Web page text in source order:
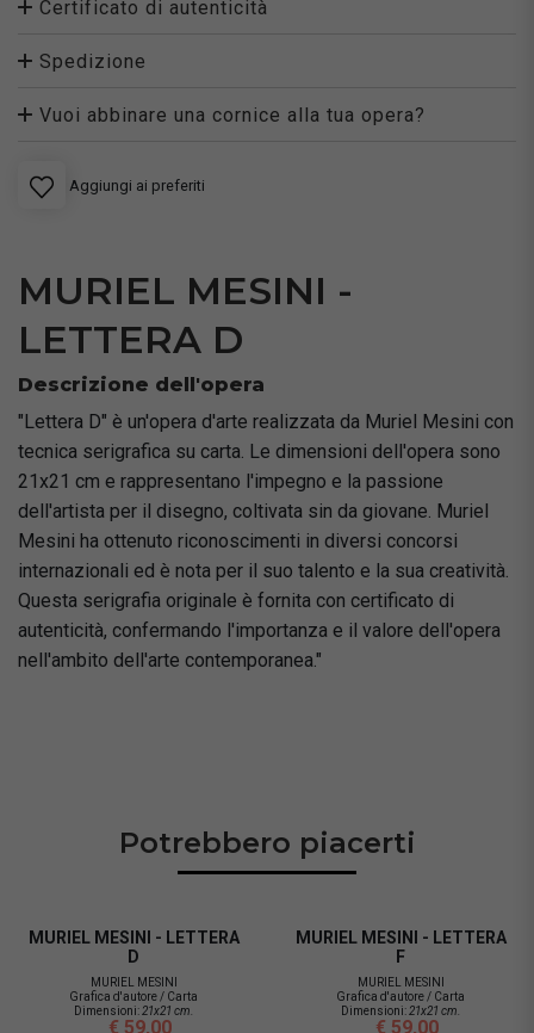
Certificato di autenticità
Spedizione
Vuoi abbinare una cornice alla tua opera?
Aggiungi ai preferiti
MURIEL MESINI -
LETTERA D
Descrizione dell'opera
"Lettera D" è un'opera d'arte realizzata da Muriel Mesini con
tecnica serigrafica su carta. Le dimensioni dell'opera sono
21x21 cm e rappresentano l'impegno e la passione
dell'artista per il disegno, coltivata sin da giovane. Muriel
Mesini ha ottenuto riconoscimenti in diversi concorsi
internazionali ed è nota per il suo talento e la sua creatività.
Questa serigrafia originale è fornita con certificato di
autenticità, confermando l'importanza e il valore dell'opera
nell'ambito dell'arte contemporanea."
Potrebbero piacerti
- LETTERA
d'autore / Carta
21x21 cm.
MURIEL MESINI - LETTERA
Grafica d'autore / Carta
21x21 cm.
MURIEL